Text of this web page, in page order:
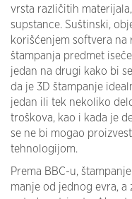
vrsta različitih
supstance. Suštinski,
korišćenjem softvera na
štampanja predmet
jedan na drugi kako bi
da je 3D štampanje
jedan ili tek nekoliko
troškova, kao i kada je
se ne bi mogao
tehnologijom.
Prema BBC-u,
manje od jednog evra,